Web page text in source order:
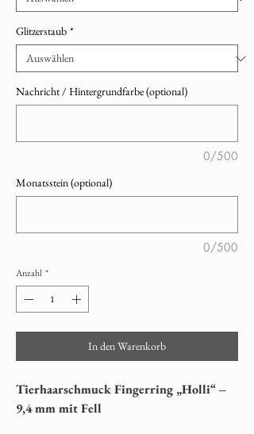
Glitzerstaub *
Nachricht / Hintergrundfarbe (optional)
0/500
Monatsstein (optional)
0/500
Anzahl *
In den Warenkorb
Tierhaarschmuck Fingerring „Holli“ –
9,4 mm mit Fell